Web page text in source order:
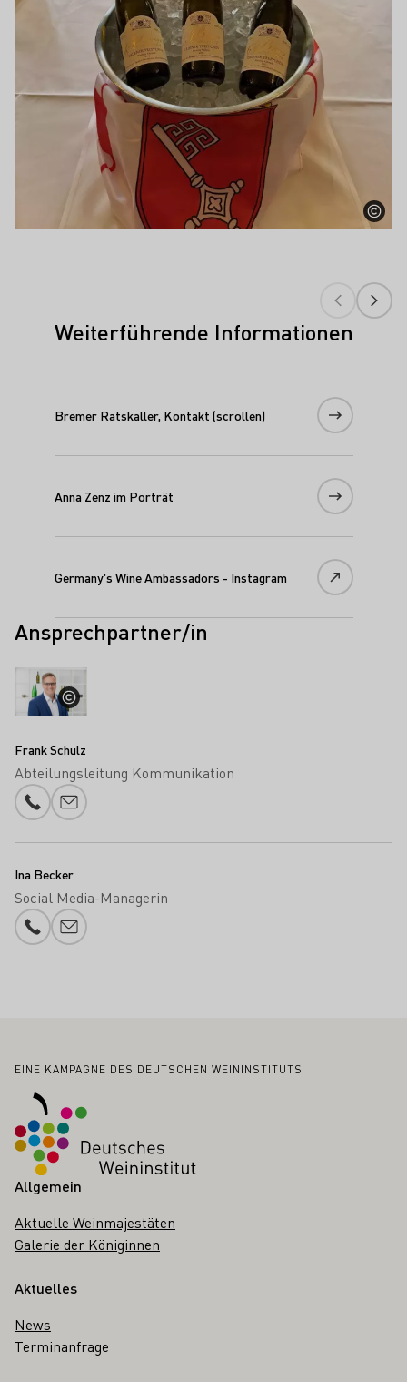
Weiterführende Informationen
Bremer Ratskaller, Kontakt (scrollen)
Anna Zenz im Porträt
Germany's Wine Ambassadors - Instagram
Ansprechpartner/in
Frank Schulz
Abteilungsleitung Kommunikation
Telefonnummer
E-Mail-Adresse
Ina Becker
Social Media-Managerin
Telefonnummer
E-Mail-Adresse
Fußbereich
EINE KAMPAGNE DES DEUTSCHEN WEININSTITUTS
Allgemein
Aktuelle Weinmajestäten
Galerie der Königinnen
Aktuelles
News
Terminanfrage